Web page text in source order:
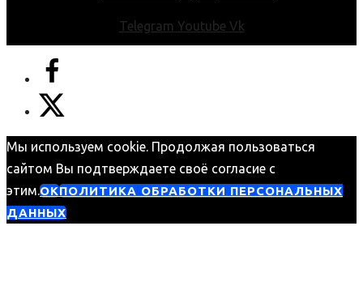
Telegram Youtube Vk
Мы используем cookie. Продолжая пользоваться
сайтом Вы подтверждаете своё согласие с
этим.ОКПОЛИТИКА ОБРАБОТКИ ПЕРСОНАЛЬНЫХ
ДАННЫХ